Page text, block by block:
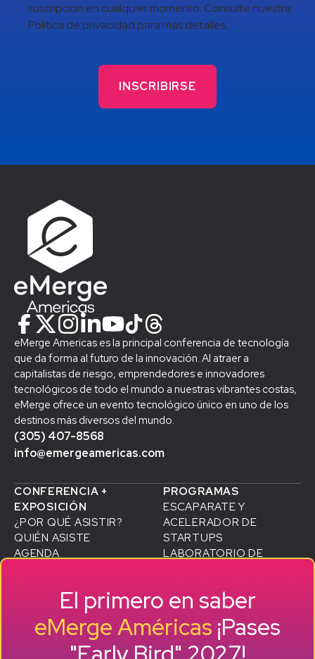
suscripción en cualquier momento. Consulte nuestra
Política de privacidad para más detalles.
eMerge Americas es la principal conferencia de tecnología
que da forma al futuro de la innovación. Al atraer a
capitalistas de riesgo, emprendedores e innovadores
tecnológicos de todo el mundo a nuestras vibrantes costas,
eMerge ofrece un evento tecnológico único en uno de los
destinos más diversos del mundo.
(305) 407-8568
info@emergeamericas.com
CONFERENCIA +
EXPOSICIÓN
¿POR QUÉ ASISTIR?
QUIÉN ASISTE
AGENDA
VIAJAR A MIAMI
PROGRAMAS
ESCAPARATE Y
ACELERADOR DE
STARTUPS
LABORATORIO DE
ANTIGUOS ALUMNOS
PATROCINADORES
CONVIÉRTETE EN
PATROCINADOR
El primero en saber
eMerge Américas ¡Pases